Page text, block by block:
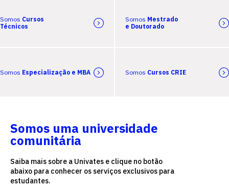
Somos Cursos
Técnicos
Somos Mestrado
e Doutorado
Somos Especialização e MBA Somos Cursos CRIE
Somos uma universidade
comunitária
Saiba mais sobre a Univates e clique no botão
abaixo para conhecer os serviços exclusivos para
estudantes.